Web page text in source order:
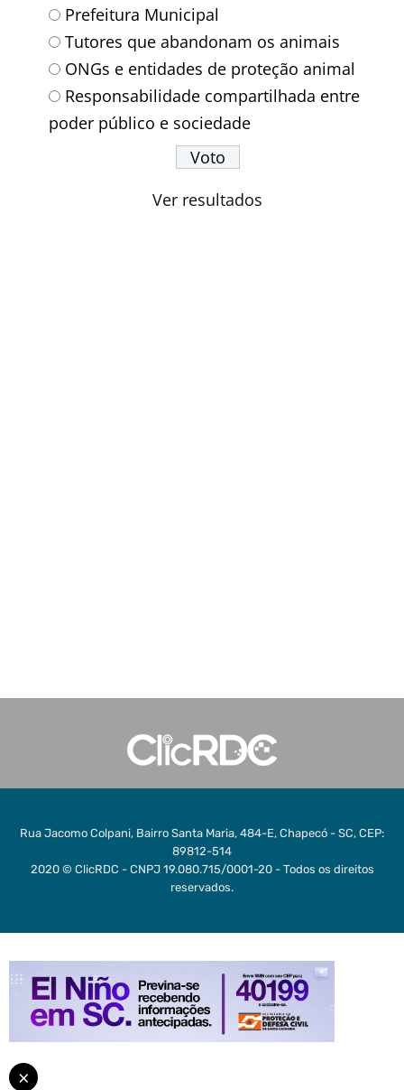
Prefeitura Municipal
Tutores que abandonam os animais
ONGs e entidades de proteção animal
Responsabilidade compartilhada entre
poder público e sociedade
Ver resultados
Rua Jacomo Colpani, Bairro Santa Maria, 484-E, Chapecó - SC, CEP:
89812-514
2020 © ClicRDC - CNPJ 19.080.715/0001-20 - Todos os direitos
reservados.